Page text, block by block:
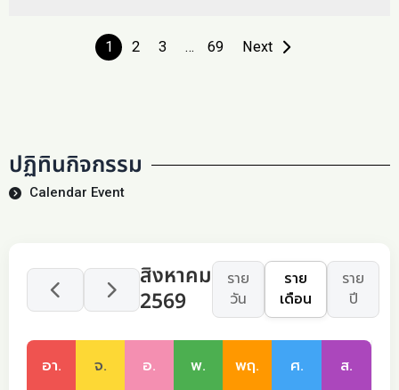
1 2 3 … 69 Next
ปฏิทินกิจกรรม
Calendar Event
สิงหาคม
2569
ราย
วัน
ราย
เดือน
ราย
ปี
อา. จ. อ. พ. พฤ. ศ. ส.